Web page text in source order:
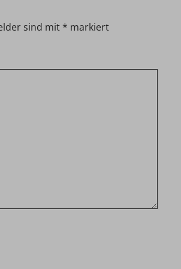
sind mit * markiert